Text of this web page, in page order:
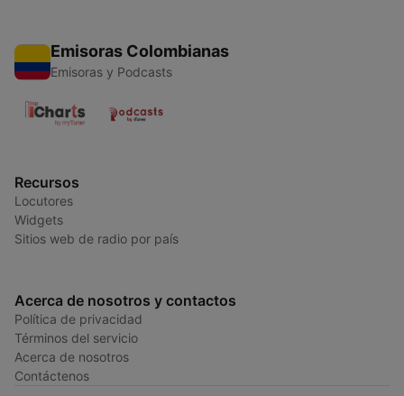
Emisoras Colombianas
Emisoras y Podcasts
Recursos
Locutores
Widgets
Sitios web de radio por país
Acerca de nosotros y contactos
Política de privacidad
Términos del servicio
Acerca de nosotros
Contáctenos